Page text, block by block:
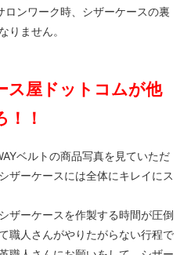
ンワーク時、シザーケースの裏
りません。
ス屋ドットコムが他
！
ベルトの商品写真を見ていただ
ザーケースには全体にキレイにス
ザーケースを作製する時間が圧倒
職人さんがやりたがらない行程で